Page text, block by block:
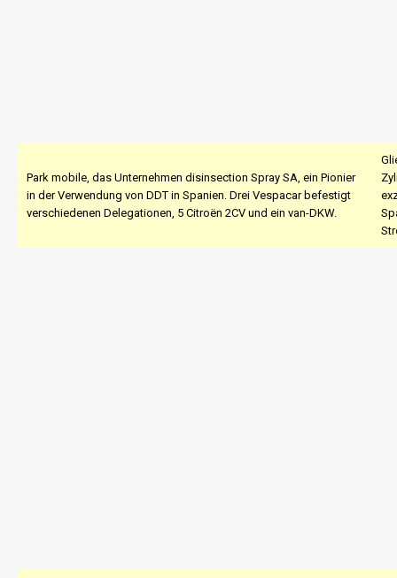
Park mobile, das Unternehmen disinsection Spray SA, ein Pionier
in der Verwendung von DDT in Spanien. Drei Vespacar befestigt
verschiedenen Delegationen, 5 Citroën 2CV und ein van-DKW.